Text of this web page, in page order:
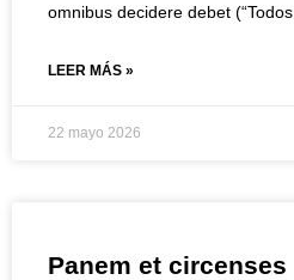
omnibus decidere debet (“Todos
LEER MÁS »
22 mayo 2026
Panem et circenses